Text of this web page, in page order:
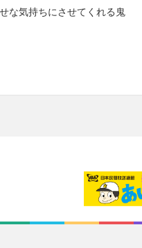
な気持ちにさせてくれる鬼